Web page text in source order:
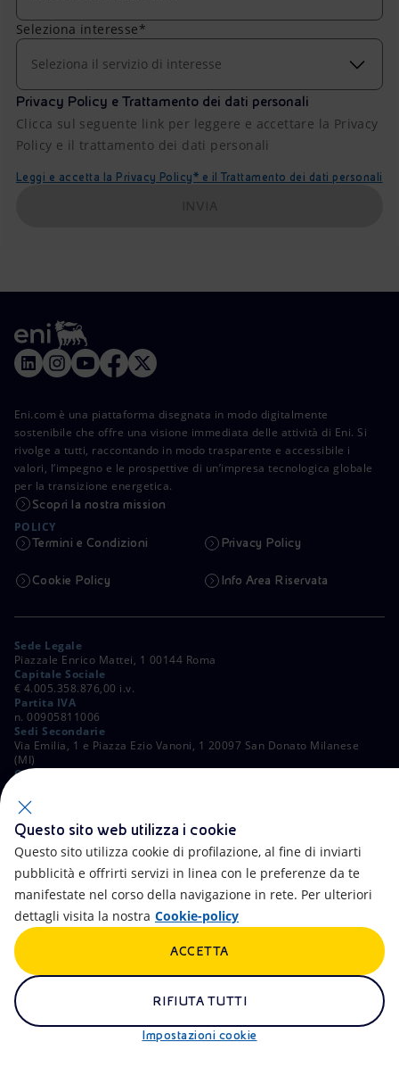
Seleziona interesse*
Seleziona il servizio di interesse
Privacy Policy e Trattamento dei dati personali
Clicca sul seguente link per leggere e accettare la Privacy
Policy e il trattamento dei dati personali
Leggi e accetta la Privacy Policy* e il Trattamento dei dati personali
Eni.com è una piattaforma disegnata in modo digitalmente
sostenibile che offre una visione immediata delle attività di Eni. Si
rivolge a tutti, raccontando in modo trasparente e accessibile i
valori, l’impegno e le prospettive di un’impresa tecnologica globale
per la transizione energetica.
Scopri la nostra mission
POLICY
Termini e Condizioni Privacy Policy
Cookie Policy Info Area Riservata
Sede Legale
Piazzale Enrico Mattei, 1 00144 Roma
Capitale Sociale
€ 4.005.358.876,00 i.v.
Partita IVA
n. 00905811006
Sedi Secondarie
Via Emilia, 1 e Piazza Ezio Vanoni, 1 20097 San Donato Milanese
(MI)
C. Fiscale e Registro Imprese di Roma
ALTRI LINK
Accessibilità Calendario
Newsletter Intelligenza artificiale
Truffe e Phishing
Remit Alluvioni
Questo sito web utilizza i cookie
Questo sito utilizza cookie di profilazione, al fine di inviarti
pubblicità e offrirti servizi in linea con le preferenze da te
manifestate nel corso della navigazione in rete. Per ulteriori
dettagli visita la nostra Cookie-policy
Impostazioni cookie
RIFIUTA TUTTI
ACCETTA